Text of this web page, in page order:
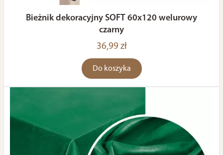
Bieżnik dekoracyjny SOFT 60x120 welurowy
czarny
36,99 zł
Do koszyka